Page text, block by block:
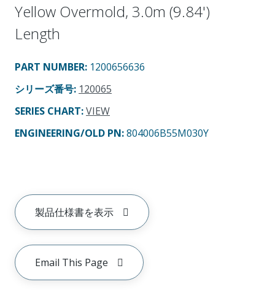
Yellow Overmold, 3.0m (9.84')
Length
PART NUMBER: 1200656636
シリーズ番号: 120065
SERIES CHART:VIEW
ENGINEERING/OLD PN:804006B55M030Y
製品仕様書を表示
Email This Page